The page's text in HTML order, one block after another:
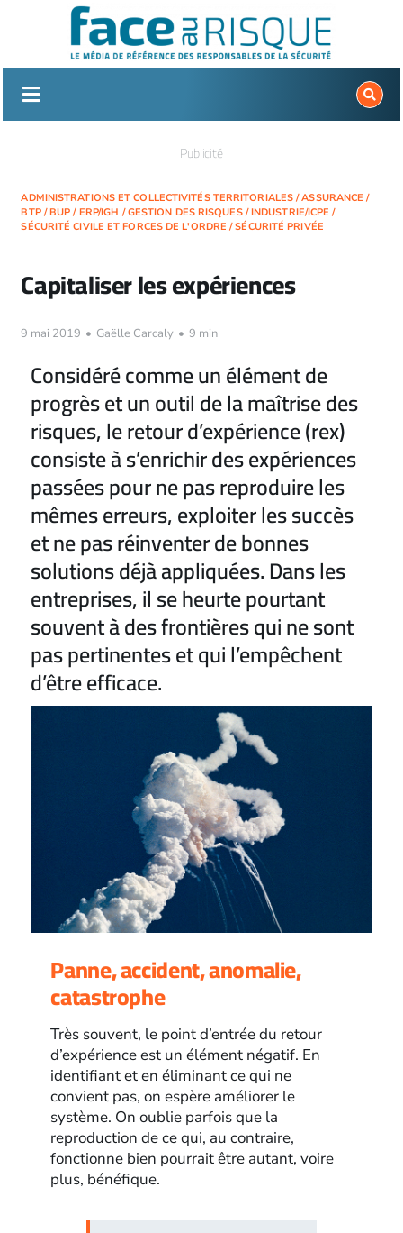
Publicité
ADMINISTRATIONS ET COLLECTIVITÉS TERRITORIALES /ASSURANCE /
BTP/BUP / ERP/IGH /GESTION DES RISQUES/INDUSTRIE/ICPE /
SÉCURITÉ CIVILE ET FORCES DE L'ORDRE /SÉCURITÉ PRIVÉE
Capitaliser les expériences
9 mai 2019 • Gaëlle Carcaly • 9 min
Considéré comme un élément de
progrès et un outil de la maîtrise des
risques, le retour d’expérience (rex)
consiste à s’enrichir des expériences
passées pour ne pas reproduire les
mêmes erreurs, exploiter les succès
et ne pas réinventer de bonnes
solutions déjà appliquées. Dans les
entreprises, il se heurte pourtant
souvent à des frontières qui ne sont
pas pertinentes et qui l’empêchent
d’être efficace.
Panne, accident, anomalie,
catastrophe
Très souvent, le point d’entrée du retour
d’expérience est un élément négatif. En
identifiant et en éliminant ce qui ne
convient pas, on espère améliorer le
système. On oublie parfois que la
reproduction de ce qui, au contraire,
fonctionne bien pourrait être autant, voire
plus, bénéfique.